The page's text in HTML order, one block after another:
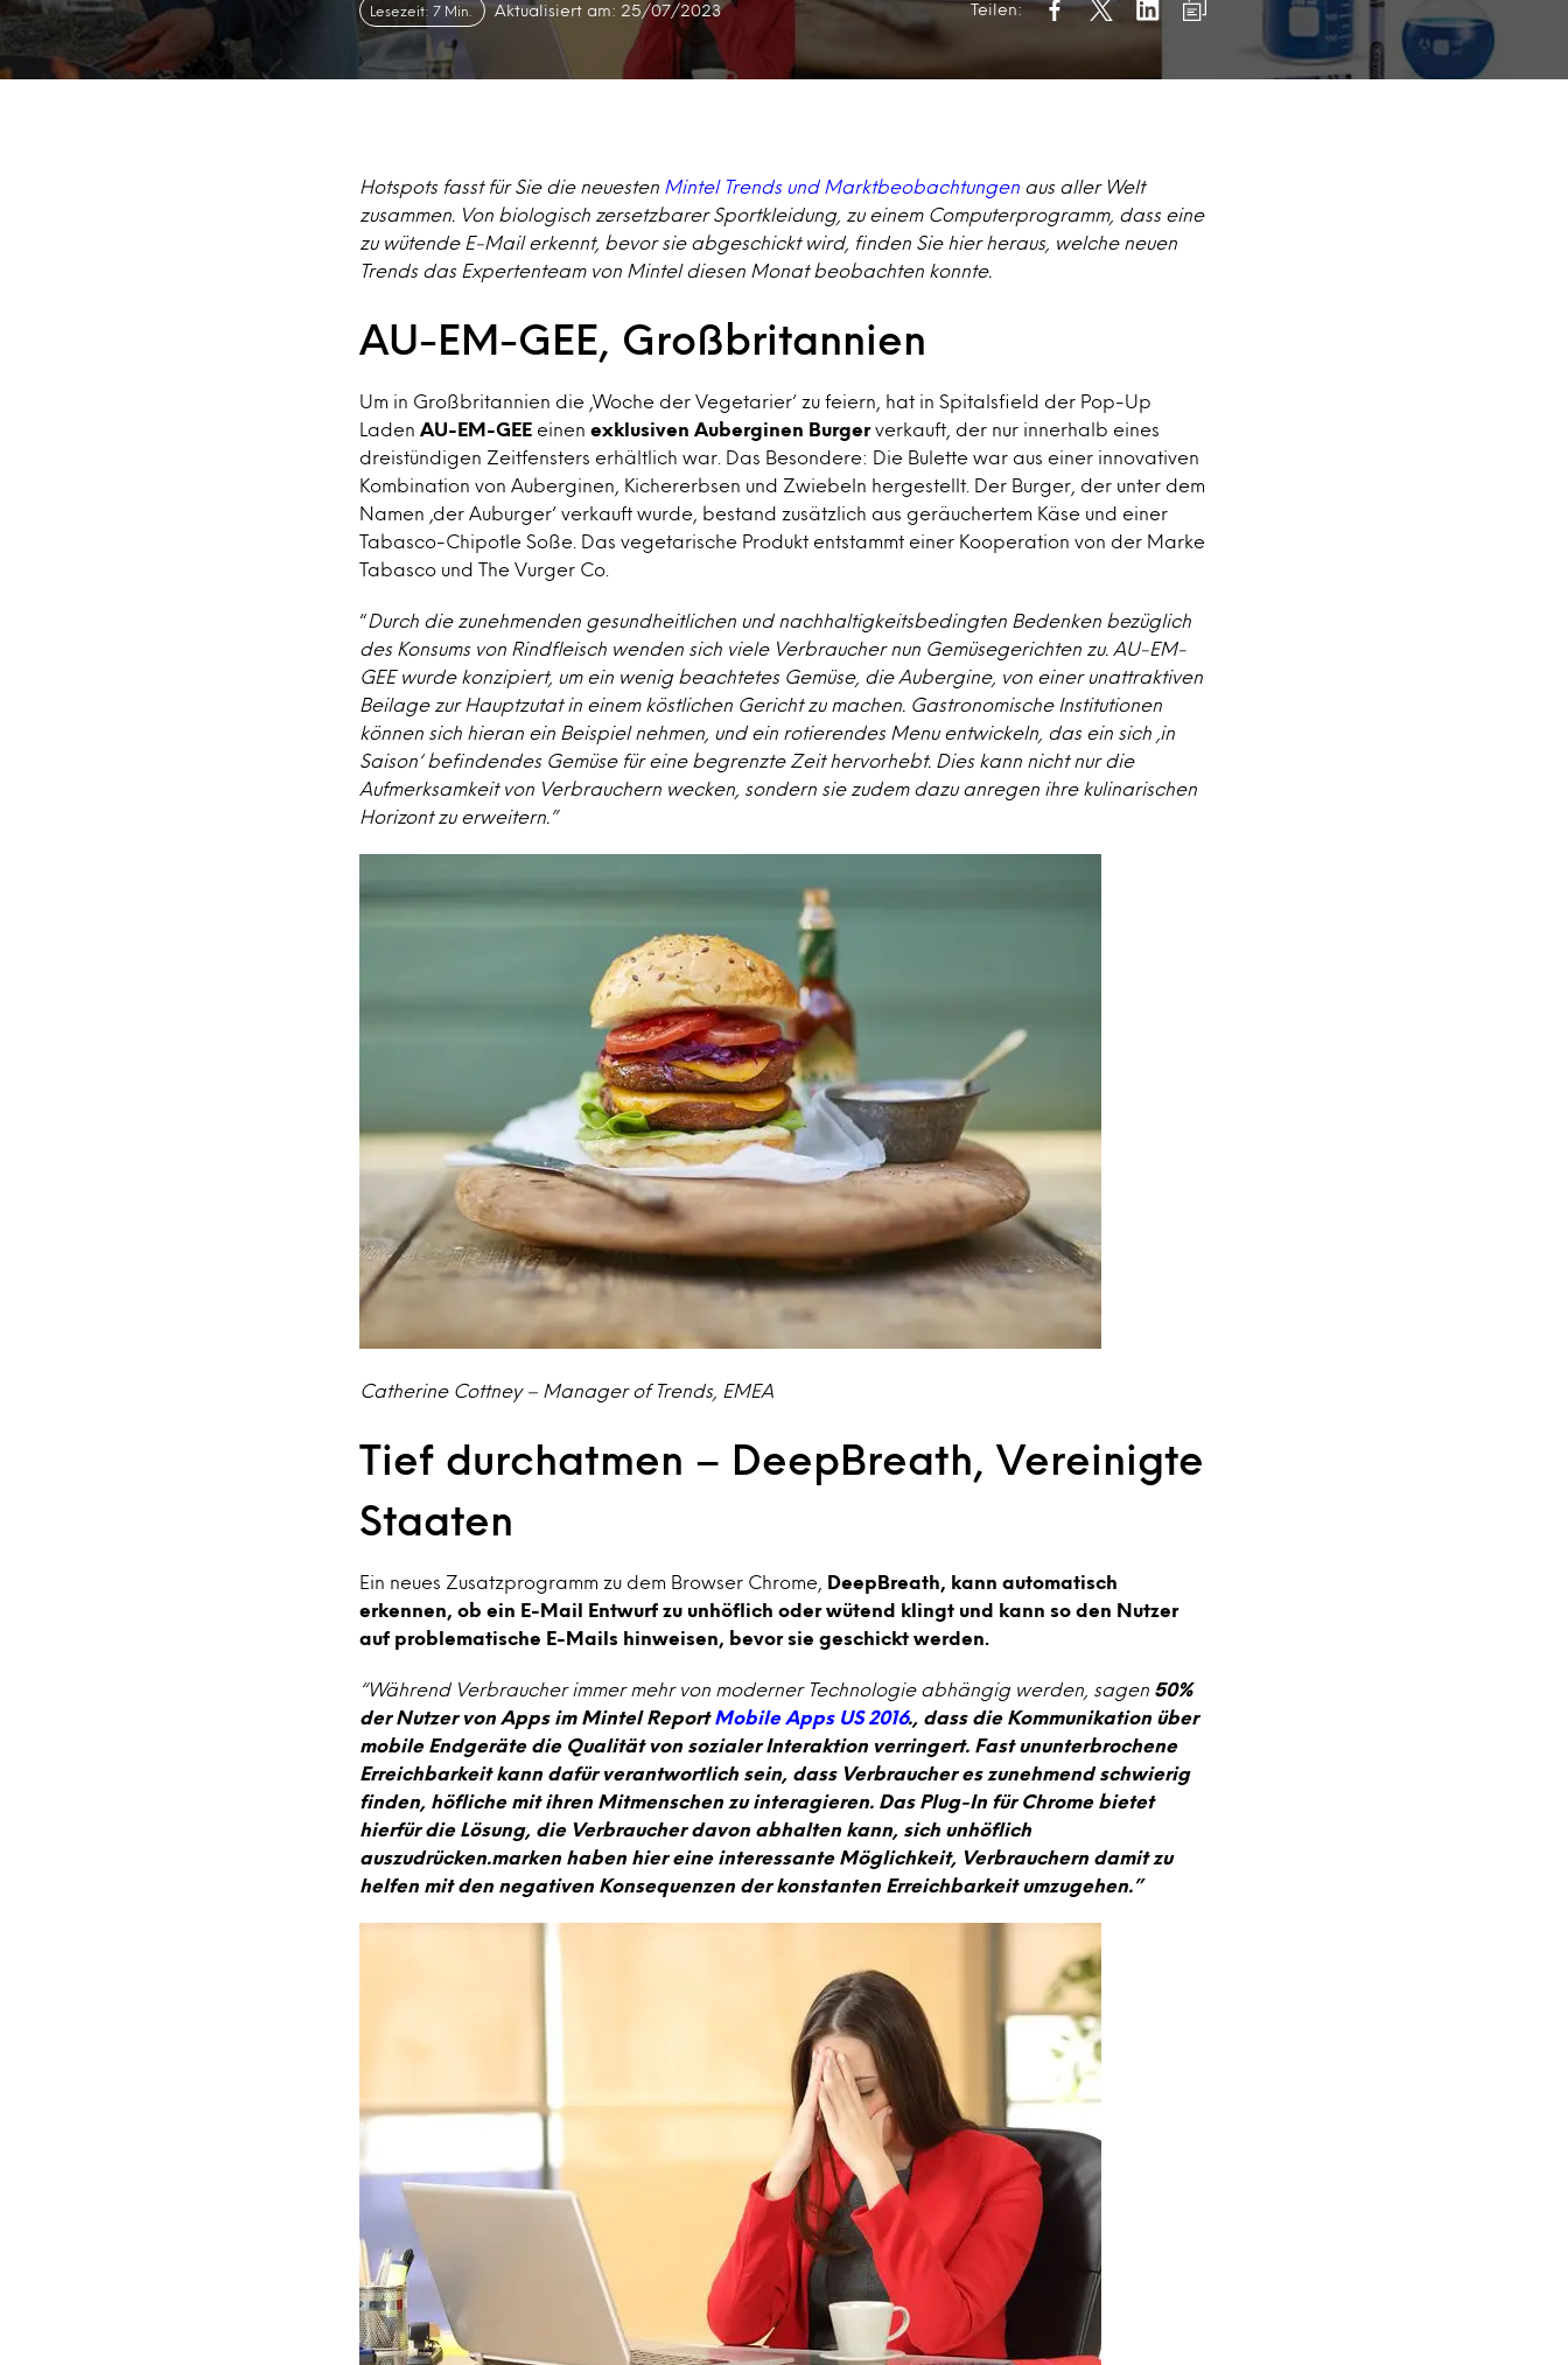
Lesezeit: 7 Min. Aktualisiert am: 25/07/2023 Teilen:
Hotspots fasst für Sie die neuesten Mintel Trends und Marktbeobachtungen aus aller Welt
zusammen. Von biologisch zersetzbarer Sportkleidung, zu einem Computerprogramm, dass eine
zu wütende E-Mail erkennt, bevor sie abgeschickt wird, finden Sie hier heraus, welche neuen
Trends das Expertenteam von Mintel diesen Monat beobachten konnte.
AU-EM-GEE, Großbritannien
Um in Großbritannien die ‚Woche der Vegetarier‘ zu feiern, hat in Spitalsfield der Pop-Up
Laden AU-EM-GEE einen exklusiven Auberginen Burgerverkauft, der nur innerhalb eines
dreistündigen Zeitfensters erhältlich war. Das Besondere: Die Bulette war aus einer innovativen
Kombination von Auberginen, Kichererbsen und Zwiebeln hergestellt. Der Burger, der unter dem
Namen ‚der Auburger‘ verkauft wurde, bestand zusätzlich aus geräuchertem Käse und einer
Tabasco-Chipotle Soße. Das vegetarische Produkt entstammt einer Kooperation von der Marke
Tabasco und The Vurger Co.
“ Durch die zunehmenden gesundheitlichen und nachhaltigkeitsbedingten Bedenken bezüglich
des Konsums von Rindfleisch wenden sich viele Verbraucher nun Gemüsegerichten zu. AU-EM-
GEE wurde konzipiert, um ein wenig beachtetes Gemüse, die Aubergine, von einer unattraktiven
Beilage zur Hauptzutat in einem köstlichen Gericht zu machen. Gastronomische Institutionen
können sich hieran ein Beispiel nehmen, und ein rotierendes Menu entwickeln, das ein sich ‚in
Saison‘ befindendes Gemüse für eine begrenzte Zeit hervorhebt. Dies kann nicht nur die
Aufmerksamkeit von Verbrauchern wecken, sondern sie zudem dazu anregen ihre kulinarischen
Horizont zu erweitern.”
Catherine Cottney – Manager of Trends, EMEA
Tief durchatmen – DeepBreath, Vereinigte
Staaten
Ein neues Zusatzprogramm zu dem Browser Chrome,
DeepBreath, kann automatisch
erkennen, ob ein E-Mail Entwurf zu unhöflich oder wütend klingt und kann so den Nutzer
auf problematische E-Mails hinweisen, bevor sie geschickt werden.
“Während Verbraucher immer mehr von moderner Technologie abhängig werden, sagen 50%
der Nutzer von Apps im Mintel Report Mobile Apps US 2016., dass die Kommunikation über
mobile Endgeräte die Qualität von sozialer Interaktion verringert. Fast ununterbrochene
Erreichbarkeit kann dafür verantwortlich sein, dass Verbraucher es zunehmend schwierig
finden, höfliche mit ihren Mitmenschen zu interagieren. Das Plug-In für Chrome bietet
hierfür die Lösung, die Verbraucher davon abhalten kann, sich unhöflich
auszudrücken.marken haben hier eine interessante Möglichkeit, Verbrauchern damit zu
helfen mit den negativen Konsequenzen der konstanten Erreichbarkeit umzugehen.”